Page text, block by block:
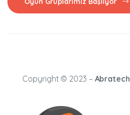
Copyright © 2023 – Abratech